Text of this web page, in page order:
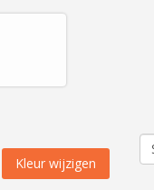
Kleur wijzigen